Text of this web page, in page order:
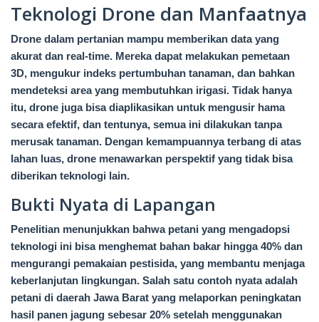
Teknologi Drone dan Manfaatnya
Drone dalam pertanian mampu memberikan data yang
akurat dan real-time. Mereka dapat melakukan pemetaan
3D, mengukur indeks pertumbuhan tanaman, dan bahkan
mendeteksi area yang membutuhkan irigasi. Tidak hanya
itu, drone juga bisa diaplikasikan untuk mengusir hama
secara efektif, dan tentunya, semua ini dilakukan tanpa
merusak tanaman. Dengan kemampuannya terbang di atas
lahan luas, drone menawarkan perspektif yang tidak bisa
diberikan teknologi lain.
Bukti Nyata di Lapangan
Penelitian menunjukkan bahwa petani yang mengadopsi
teknologi ini bisa menghemat bahan bakar hingga 40% dan
mengurangi pemakaian pestisida, yang membantu menjaga
keberlanjutan lingkungan. Salah satu contoh nyata adalah
petani di daerah Jawa Barat yang melaporkan peningkatan
hasil panen jagung sebesar 20% setelah menggunakan